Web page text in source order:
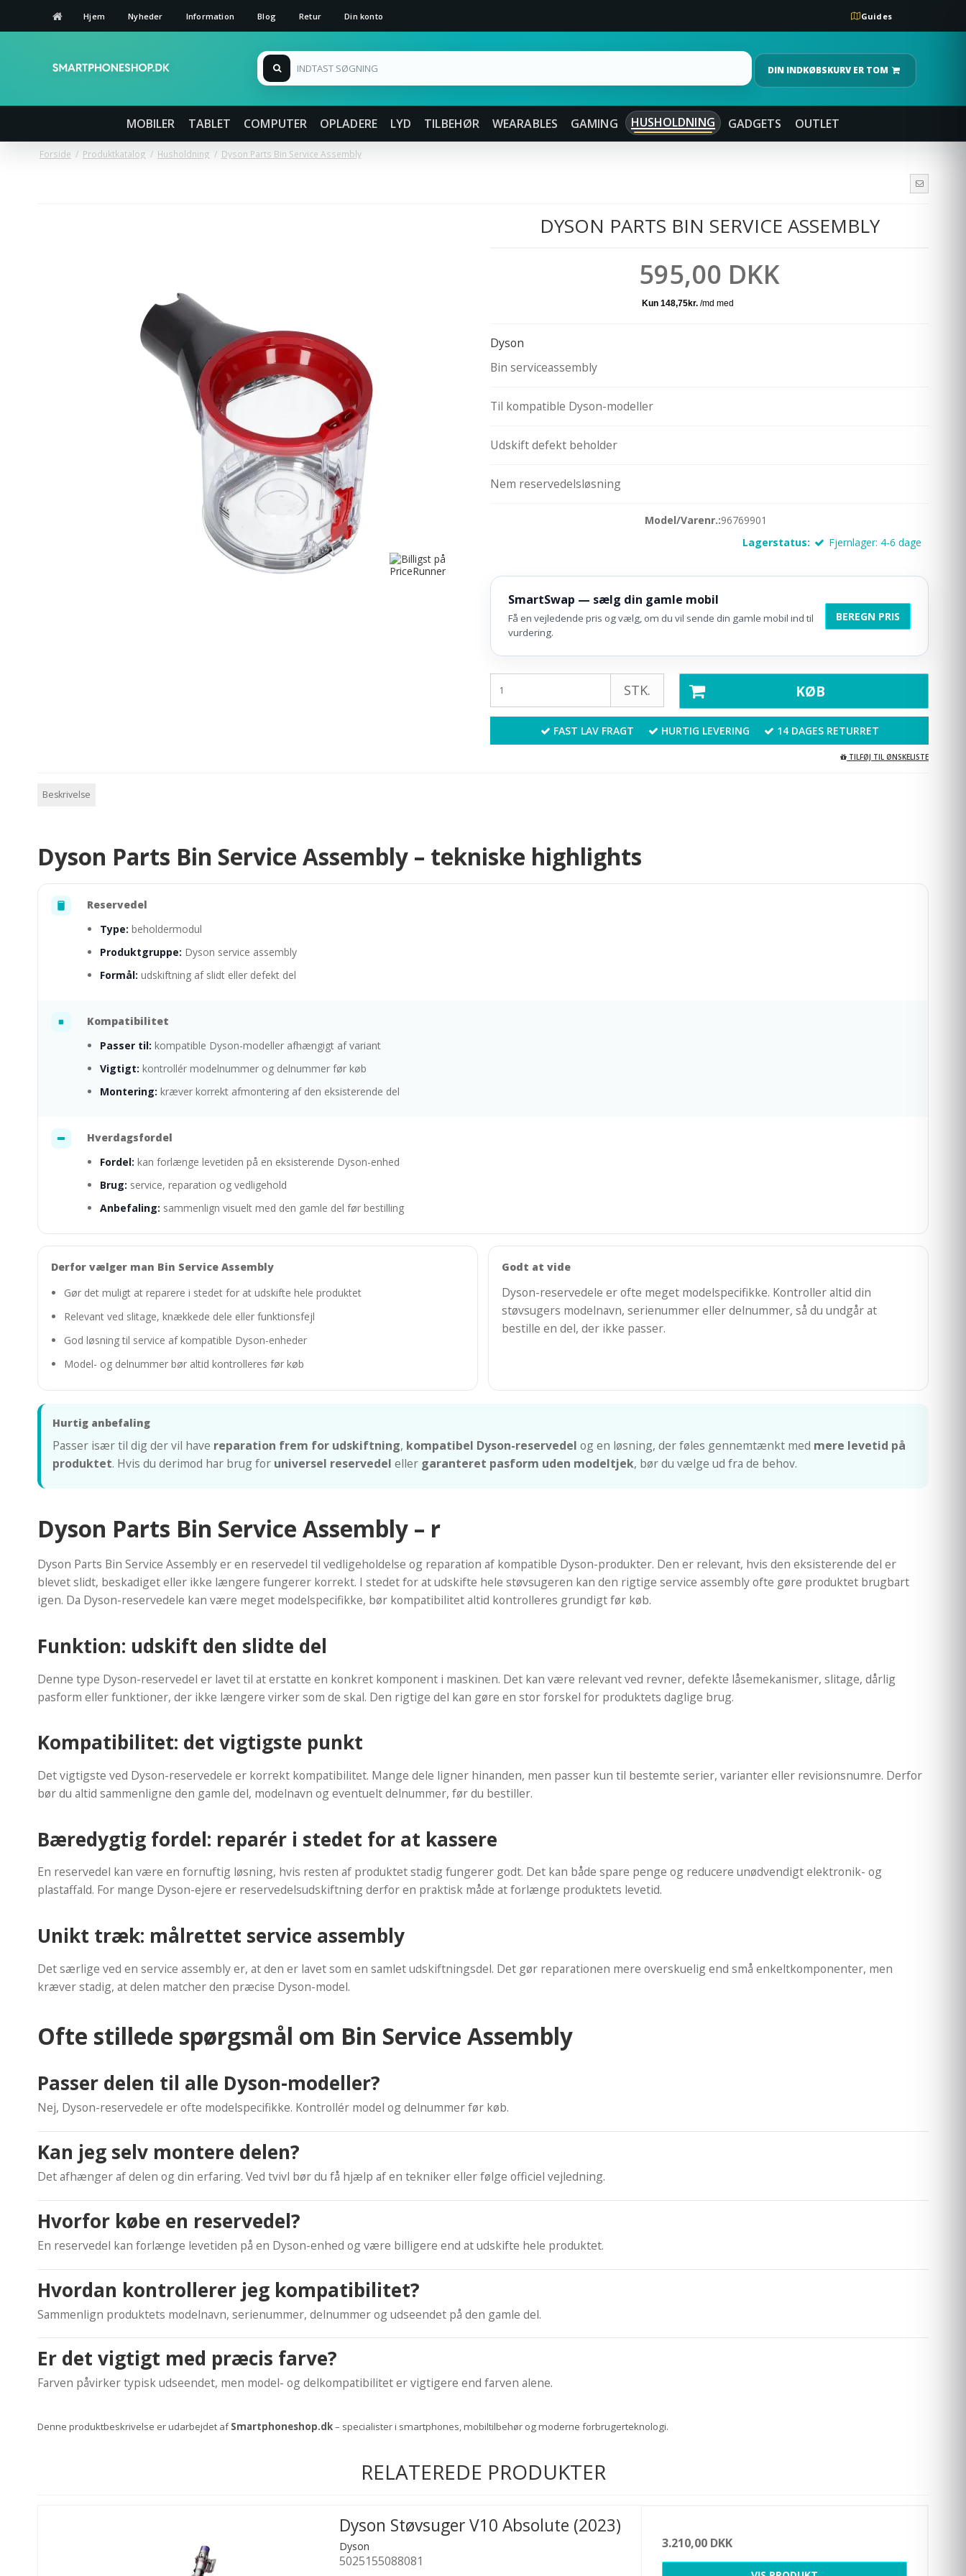
Hjem Nyheder Information Blog Retur Din konto Guides
DIN INDKØBSKURV ER TOM
MOBILER TABLET COMPUTER OPLADERE LYD TILBEHØR WEARABLES GAMING HUSHOLDNING GADGETS OUTLET
Forside / Produktkatalog / Husholdning / Dyson Parts Bin Service Assembly
DYSON PARTS BIN SERVICE ASSEMBLY
595,00 DKK
Dyson
Bin serviceassembly
Til kompatible Dyson-modeller
Udskift defekt beholder
Nem reservedelsløsning
Model/Varenr.:96769901
Lagerstatus:
Fjernlager: 4-6 dage
SmartSwap — sælg din gamle mobil
Få en vejledende pris og vælg, om du vil sende din gamle mobil ind til
vurdering.
BEREGN PRIS
STK. KØB
FAST LAV FRAGT HURTIG LEVERING 14 DAGES RETURRET
TILFØJ TIL ØNSKELISTE
Beskrivelse
Dyson Parts Bin Service Assembly – tekniske highlights
Reservedel
Type: beholdermodul
Produktgruppe: Dyson service assembly
Formål: udskiftning af slidt eller defekt del
Kompatibilitet
Passer til: kompatible Dyson-modeller afhængigt af variant
Vigtigt: kontrollér modelnummer og delnummer før køb
Montering: kræver korrekt afmontering af den eksisterende del
Hverdagsfordel
Fordel: kan forlænge levetiden på en eksisterende Dyson-enhed
Brug: service, reparation og vedligehold
Anbefaling: sammenlign visuelt med den gamle del før bestilling
Derfor vælger man Bin Service Assembly
Gør det muligt at reparere i stedet for at udskifte hele produktet
Relevant ved slitage, knækkede dele eller funktionsfejl
God løsning til service af kompatible Dyson-enheder
Model- og delnummer bør altid kontrolleres før køb
Godt at vide
Dyson-reservedele er ofte meget modelspecifikke. Kontroller altid din
støvsugers modelnavn, serienummer eller delnummer, så du undgår at
bestille en del, der ikke passer.
Hurtig anbefaling
Passer især til dig der vil have reparation frem for udskiftning, kompatibel Dyson-reservedel og en løsning, der føles gennemtænkt med mere levetid på
produktet. Hvis du derimod har brug for universel reservedel eller garanteret pasform uden modeltjek, bør du vælge ud fra de behov.
Dyson Parts Bin Service Assembly – r
Dyson Parts Bin Service Assembly er en reservedel til vedligeholdelse og reparation af kompatible Dyson-produkter. Den er relevant, hvis den eksisterende del er
blevet slidt, beskadiget eller ikke længere fungerer korrekt. I stedet for at udskifte hele støvsugeren kan den rigtige service assembly ofte gøre produktet brugbart
igen. Da Dyson-reservedele kan være meget modelspecifikke, bør kompatibilitet altid kontrolleres grundigt før køb.
Funktion: udskift den slidte del
Denne type Dyson-reservedel er lavet til at erstatte en konkret komponent i maskinen. Det kan være relevant ved revner, defekte låsemekanismer, slitage, dårlig
pasform eller funktioner, der ikke længere virker som de skal. Den rigtige del kan gøre en stor forskel for produktets daglige brug.
Kompatibilitet: det vigtigste punkt
Det vigtigste ved Dyson-reservedele er korrekt kompatibilitet. Mange dele ligner hinanden, men passer kun til bestemte serier, varianter eller revisionsnumre. Derfor
bør du altid sammenligne den gamle del, modelnavn og eventuelt delnummer, før du bestiller.
Bæredygtig fordel: reparér i stedet for at kassere
En reservedel kan være en fornuftig løsning, hvis resten af produktet stadig fungerer godt. Det kan både spare penge og reducere unødvendigt elektronik- og
plastaffald. For mange Dyson-ejere er reservedelsudskiftning derfor en praktisk måde at forlænge produktets levetid.
Unikt træk: målrettet service assembly
Det særlige ved en service assembly er, at den er lavet som en samlet udskiftningsdel. Det gør reparationen mere overskuelig end små enkeltkomponenter, men
kræver stadig, at delen matcher den præcise Dyson-model.
Ofte stillede spørgsmål om Bin Service Assembly
Passer delen til alle Dyson-modeller?
Nej, Dyson-reservedele er ofte modelspecifikke. Kontrollér model og delnummer før køb.
Kan jeg selv montere delen?
Det afhænger af delen og din erfaring. Ved tvivl bør du få hjælp af en tekniker eller følge officiel vejledning.
Hvorfor købe en reservedel?
En reservedel kan forlænge levetiden på en Dyson-enhed og være billigere end at udskifte hele produktet.
Hvordan kontrollerer jeg kompatibilitet?
Sammenlign produktets modelnavn, serienummer, delnummer og udseendet på den gamle del.
Er det vigtigt med præcis farve?
Farven påvirker typisk udseendet, men model- og delkompatibilitet er vigtigere end farven alene.
Denne produktbeskrivelse er udarbejdet afSmartphoneshop.dk– specialister i smartphones, mobiltilbehør og moderne forbrugerteknologi.
RELATEREDE PRODUKTER
Dyson Støvsuger V10 Absolute (2023)
Dyson
5025155088081
3.210,00 DKK